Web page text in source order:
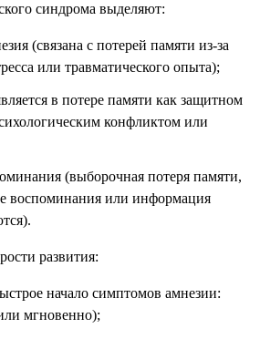
синдрома выделяют:
(связана с потерей памяти из-за
или травматического опыта);
в потере памяти как защитном
конфликтом или
(выборочная потеря памяти,
воспоминания или информация
развития:
начало симптомов амнезии:
мгновенно);